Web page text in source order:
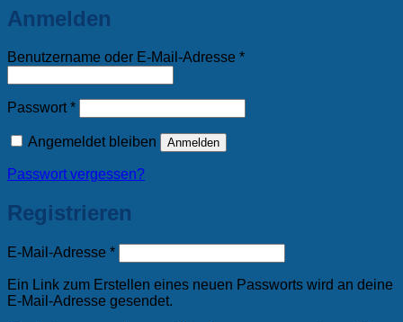
Anmelden
Benutzername oder E-Mail-Adresse *Erforderlich
Passwort*Erforderlich
Angemeldet bleiben Anmelden
Passwort vergessen?
Registrieren
E-Mail-Adresse *Erforderlich
Ein Link zum Erstellen eines neuen Passworts wird an deine
E-Mail-Adresse gesendet.